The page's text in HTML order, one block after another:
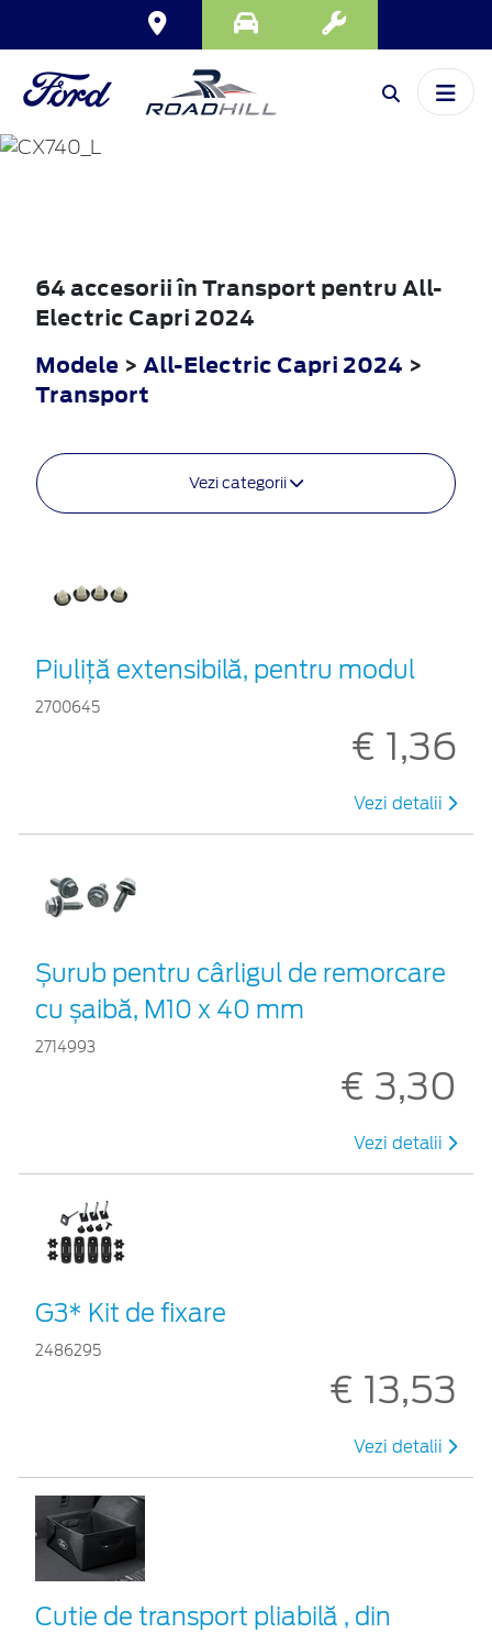
ALL-ELECTRIC
CAPRI
64 accesorii în Transport pentru All-
Electric Capri 2024
Modele > All-Electric Capri 2024 >
Transport
Vezi categorii
Piuliță extensibilă, pentru modul
2700645
€ 1,36
Vezi detalii
Șurub pentru cârligul de remorcare
cu șaibă, M10 x 40 mm
2714993
€ 3,30
Vezi detalii
G3* Kit de fixare
2486295
€ 13,53
Vezi detalii
Cutie de transport pliabilă , din